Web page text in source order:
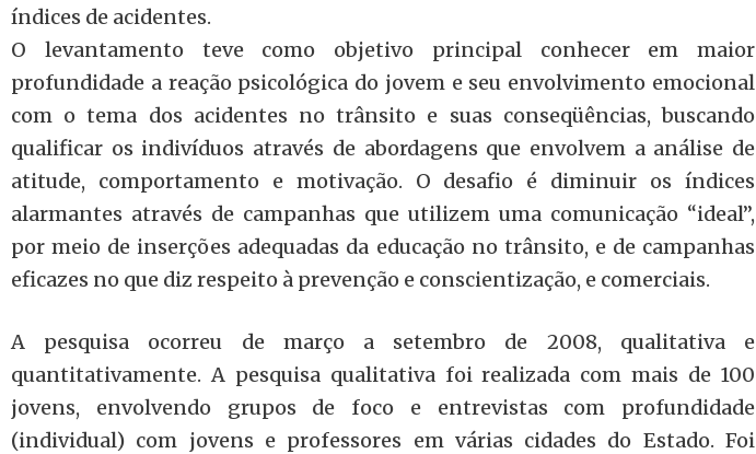
índices de acidentes.
O levantamento teve como objetivo principal conhecer em maior
profundidade a reação psicológica do jovem e seu envolvimento emocional
com o tema dos acidentes no trânsito e suas conseqüências, buscando
qualificar os indivíduos através de abordagens que envolvem a análise de
atitude, comportamento e motivação. O desafio é diminuir os índices
alarmantes através de campanhas que utilizem uma comunicação “ideal”,
por meio de inserções adequadas da educação no trânsito, e de campanhas
eficazes no que diz respeito à prevenção e conscientização, e comerciais.
A pesquisa ocorreu de março a setembro de 2008, qualitativa e
quantitativamente. A pesquisa qualitativa foi realizada com mais de 100
jovens, envolvendo grupos de foco e entrevistas com profundidade
(individual) com jovens e professores em várias cidades do Estado. Foi